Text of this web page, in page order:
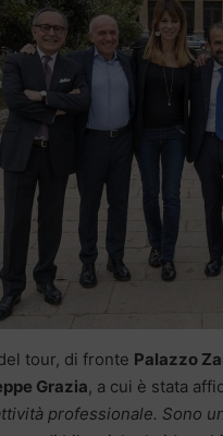
tour, di fronte Palazzo
Grazia, a cui è stata
professionale. Sono